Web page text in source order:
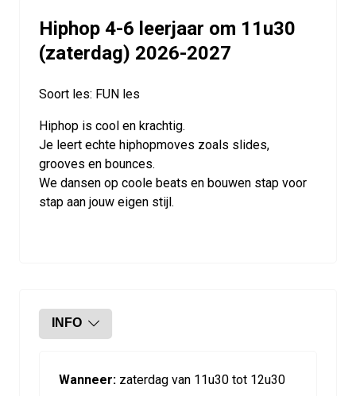
Hiphop 4-6 leerjaar om 11u30
(zaterdag) 2026-2027
Soort les: FUN les
Hiphop is cool en krachtig.
Je leert echte hiphopmoves zoals slides,
grooves en bounces.
We dansen op coole beats en bouwen stap voor
stap aan jouw eigen stijl.
INFO
Wanneer: zaterdag van 11u30 tot 12u30